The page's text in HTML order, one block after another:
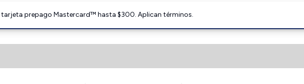
prepago Mastercard™ hasta $300. Aplican términos.